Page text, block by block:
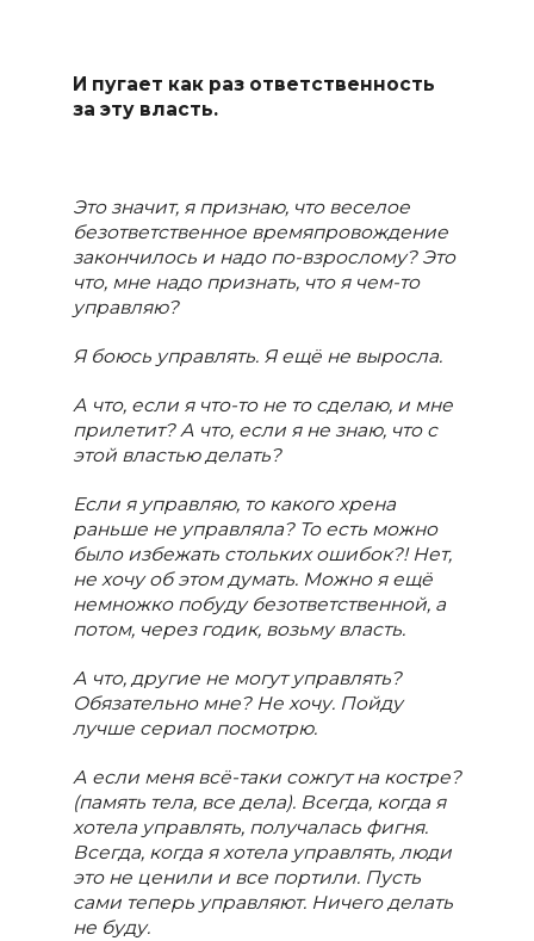
И пугает как раз ответственность
за эту власть.
Это значит, я признаю, что веселое
безответственное времяпровождение
закончилось и надо по-взрослому? Это
что, мне надо признать, что я чем-то
управляю?
Я боюсь управлять. Я ещё не выросла.
А что, если я что-то не то сделаю, и мне
прилетит? А что, если я не знаю, что с
этой властью делать?
Если я управляю, то какого хрена
раньше не управляла? То есть можно
было избежать стольких ошибок?! Нет,
не хочу об этом думать. Можно я ещё
немножко побуду безответственной, а
потом, через годик, возьму власть.
А что, другие не могут управлять?
Обязательно мне? Не хочу. Пойду
лучше сериал посмотрю.
А если меня всё-таки сожгут на костре?
(память тела, все дела). Всегда, когда я
хотела управлять, получалась фигня.
Всегда, когда я хотела управлять, люди
это не ценили и все портили. Пусть
сами теперь управляют. Ничего делать
не буду.